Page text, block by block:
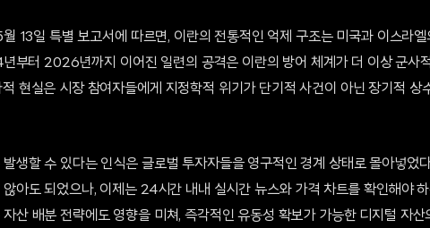
13일 특별 보고서에 따르면, 이란의 전통적인 억제 구조는 미국과 이스라엘
부터 2026년까지 이어진 일련의 공격은 이란의 방어 체계가 더 이상 군사
현실은 시장 참여자들에게 지정학적 위기가 단기적 사건이 아닌 장기적 상
생할 수 있다는 인식은 글로벌 투자자들을 영구적인 경계 상태로 몰아넣었
아도 되었으나, 이제는 24시간 내내 실시간 뉴스와 가격 차트를 확인해야
산 배분 전략에도 영향을 미쳐, 즉각적인 유동성 확보가 가능한 디지털 자산